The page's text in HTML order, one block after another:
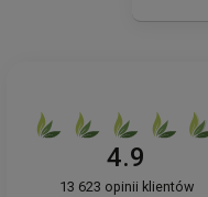
4.9
13 623 opinii klientów